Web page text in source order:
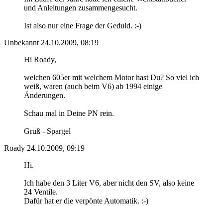
und Anleitungen zusammengesucht.
Ist also nur eine Frage der Geduld. :-)
Unbekannt 24.10.2009, 08:19
Hi Roady,
welchen 605er mit welchem Motor hast Du? So viel ich
weiß, waren (auch beim V6) ab 1994 einige
Änderungen.
Schau mal in Deine PN rein.
Gruß - Spargel
Roady 24.10.2009, 09:19
Hi.
Ich habe den 3 Liter V6, aber nicht den SV, also keine
24 Ventile.
Dafür hat er die verpönte Automatik. :-)